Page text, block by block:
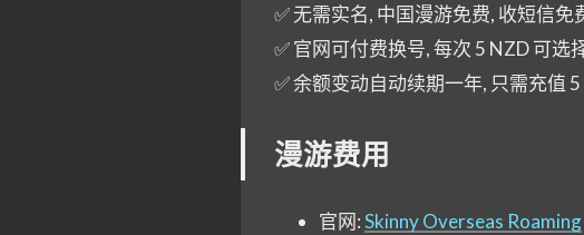
✅ 无需实名, 中国漫游免费, 收短信免
✅ 官网可付费换号, 每次 5 NZD 可选
✅ 余额变动自动续期一年, 只需充值
漫游费用
官网:Skinny Overseas Roaming